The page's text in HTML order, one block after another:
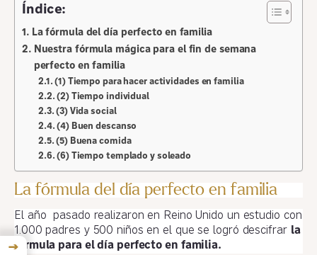
Índice:
La fórmula del día perfecto en familia
Nuestra fórmula mágica para el fin de semana
perfecto en familia
(1) Tiempo para hacer actividades en familia
(2) Tiempo individual
(3) Vida social
(4) Buen descanso
(5) Buena comida
(6) Tiempo templado y soleado
La fórmula del día perfecto en familia
El año pasado realizaron en Reino Unido un estudio con
1.000 padres y 500 niños en el que se logró descifrar la
fórmula para el día perfecto en familia.
→